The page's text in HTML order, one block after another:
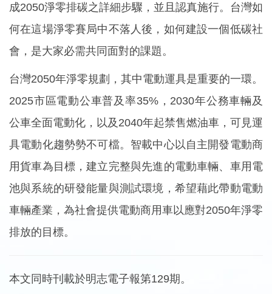
成2050淨零排碳之詳細步驟，並且認真施行。台灣如
何在這場淨零賽局中不落人後，如何建設一個低碳社
會，是大家必需共同面對的課題。
台灣2050年淨零規劃，其中電動運具是重要的一環。
2025市區電動公車普及率35%，2030年公務車輛及
公車全面電動化，以及2040年起禁售燃油車，可見運
具電動化趨勢勢不可檔。智載中心以自主開發電動商
用貨車為目標，建立完整與先進的電動車輛、車用電
池與系統的研發能量與測試環境，希望藉此帶動電動
車輛產業，為社會提供電動商用車以應對2050年淨零
排放的目標。
本文同時刊載於明志電子報第129期。